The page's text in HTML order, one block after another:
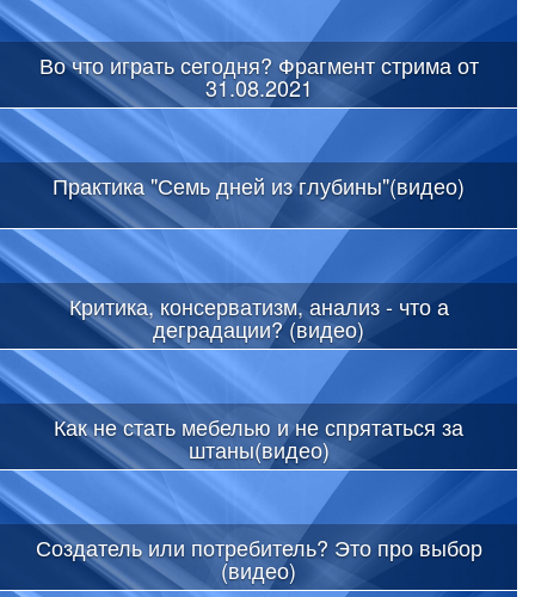
Во что играть сегодня? Фрагмент стрима от
31.08.2021
Практика "Семь дней из глубины"(видео)
Критика, консерватизм, анализ - что а
деградации? (видео)
Как не стать мебелью и не спрятаться за
штаны(видео)
Создатель или потребитель? Это про выбор
(видео)